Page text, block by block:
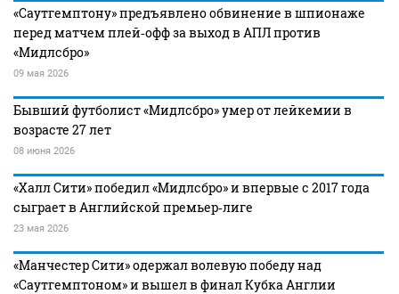
«Саутгемптону» предъявлено обвинение в шпионаже
перед матчем плей‑офф за выход в АПЛ против
«Мидлсбро»
09 мая 2026
Бывший футболист «Мидлсбро» умер от лейкемии в
возрасте 27 лет
08 июня 2026
«Халл Сити» победил «Мидлсбро» и впервые с 2017 года
сыграет в Английской премьер‑лиге
23 мая 2026
«Манчестер Сити» одержал волевую победу над
«Саутгемптоном» и вышел в финал Кубка Англии